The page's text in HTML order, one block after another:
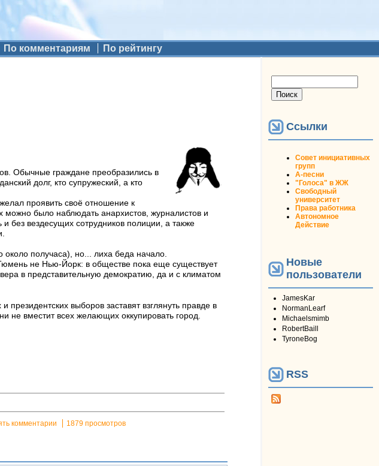
По комментариям По рейтингу
Обычные граждане преобразились в
долг, кто супружеский, а кто
проявить своё отношение к
было наблюдать анархистов, журналистов и
вездесущих сотрудников полиции, а также
около получаса), но... лиха беда начало.
не Нью-Йорк: в обществе пока еще существует
в представительную демократию, да и с климатом
выборов заставят взглянуть правде в
не вместит всех желающих оккупировать город.
комментарии 1879 просмотров
Ссылки
Совет инициативных
групп
А-песни
"Голоса" в ЖЖ
Свободный
университет
Права работника
Автономное
Действие
Новые
пользователи
JamesKar
NormanLearf
Michaelsmimb
RobertBaill
TyroneBog
RSS